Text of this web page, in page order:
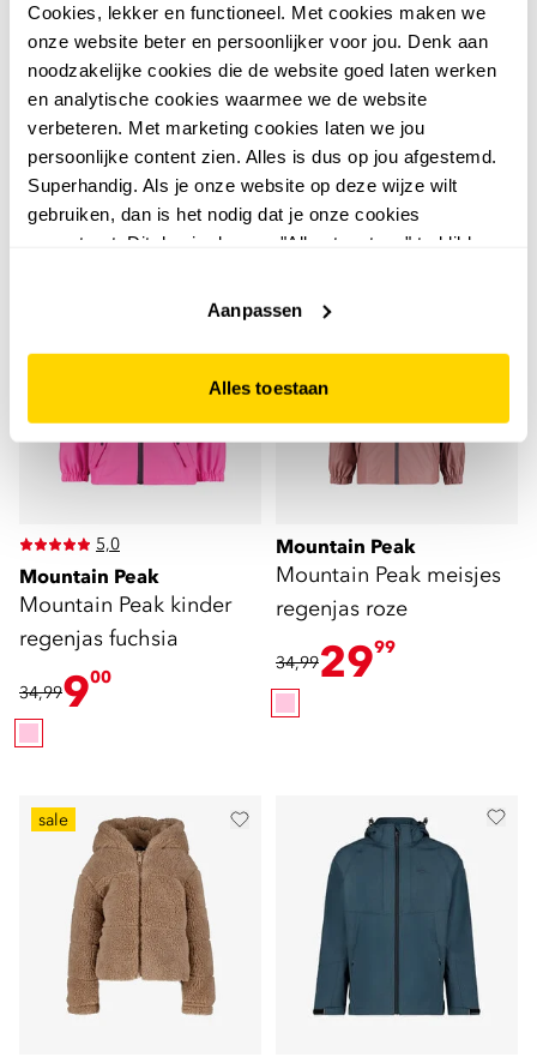
Cookies, lekker en functioneel. Met cookies maken we
onze website beter en persoonlijker voor jou. Denk aan
noodzakelijke cookies die de website goed laten werken
en analytische cookies waarmee we de website
verbeteren. Met marketing cookies laten we jou
persoonlijke content zien. Alles is dus op jou afgestemd.
Superhandig. Als je onze website op deze wijze wilt
gebruiken, dan is het nodig dat je onze cookies
accepteert. Dit doe je door op "Alles toestaan" te klikken.
website niet optimaal functioneert.
Aanpassen
Alles toestaan
4,6
Kjelvik
Kjelvik dames outdoor
softshell jas beige
89,9925
5,0
Kjelvik
Kjelvik gewatteerde
dames softshell jas
blauw
119,9979
5,0
Mountain Peak
Mountain Peak kinder
regenjas fuchsia
34,99900
Mountain Peak
Mountain Peak meisjes
regenjas roze
34,992999
sale